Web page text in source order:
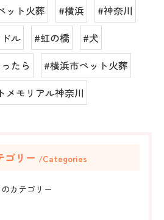
ット火葬 #横浜
#神奈川
ル
#虹の橋
#犬
たら
#横浜市ペット火葬
メモリアル神奈川
ゴリー Categories
カテゴリー